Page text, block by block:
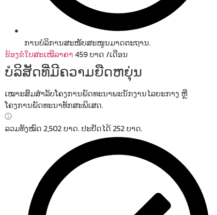
ການບໍລິການສະໜັບສະໜູນມາດຕະຖານ.
ຮ້ອງຂໍໃບສະເໜີລາຄາ 459ບາດ /ເດືອນ
ບໍລິສັດທີ່ມີຄວາມຍືດຫຍຸ່ນ
ເໝາະສົມສຳລັບໂຄງການພັດທະນາພະນັກງານໄລຍະກາງ ຫຼື
ໂຄງການພັດທະນາທັກສະພິເສດ.
ລວມທັງໝົດ 2,502 ບາດ. ປະຢັດໄດ້ 252 ບາດ.